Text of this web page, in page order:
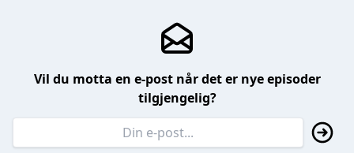
Vil du motta en e-post når det er nye episoder
tilgjengelig?